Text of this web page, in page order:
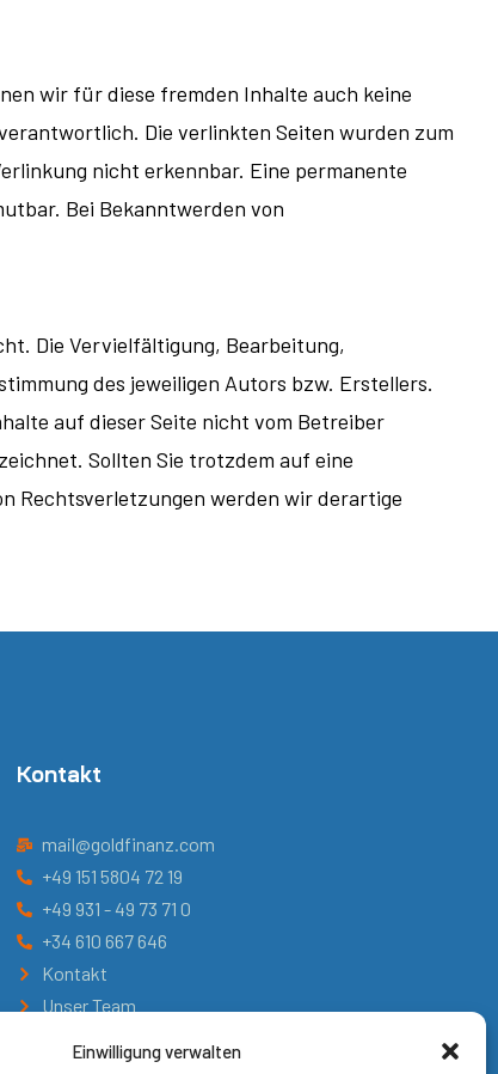
Einwilligung verwalten
wir für diese fremden Inhalte auch keine
Die verlinkten Seiten wurden zum
nicht erkennbar. Eine permanente
Bei Bekanntwerden von
Die Vervielfältigung, Bearbeitung,
des jeweiligen Autors bzw. Erstellers.
auf dieser Seite nicht vom Betreiber
Sollten Sie trotzdem auf eine
Rechtsverletzungen werden wir derartige
Kontakt
mail@goldfinanz.com
+49 151 5804 72 19
+49 931 - 49 73 71 0
+34 610 667 646
Kontakt
Unser Team